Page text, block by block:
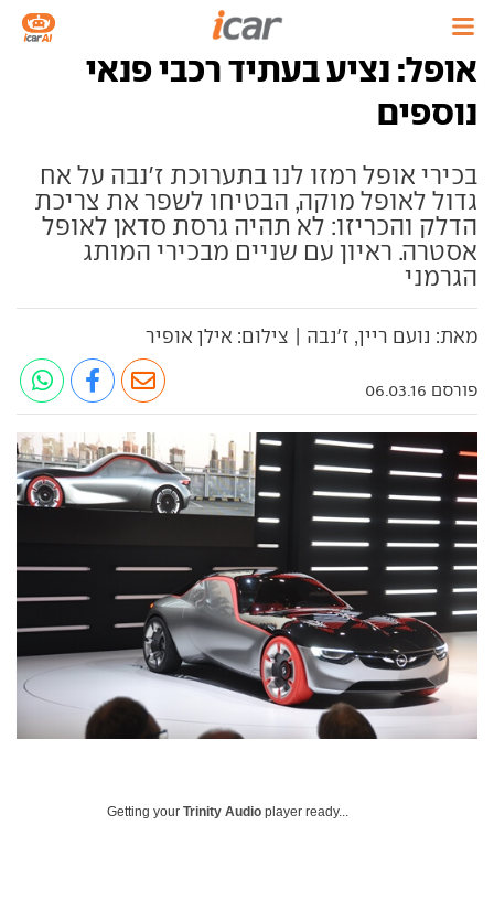
אופל: נציע בעתיד רכבי פנאי
נוספים
בכירי אופל רמזו לנו בתערוכת ז'נבה על אח
גדול לאופל מוקה, הבטיחו לשפר את צריכת
הדלק והכריזו: לא תהיה גרסת סדאן לאופל
אסטרה. ראיון עם שניים מבכירי המותג
הגרמני
מאת: נועם ריין, ז'נבה | צילום: אילן אופיר
פורסם 06.03.16
Getting your Trinity Audio player ready...